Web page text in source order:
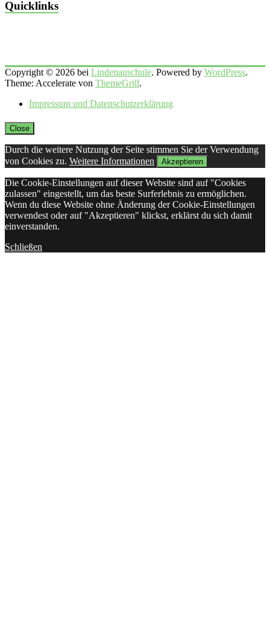
Quicklinks
Copyright © 2026 bei Lindenauschule. Powered by WordPress.
Theme: Accelerate von ThemeGrill.
Impressum und Datenschutzerklärung
Close
Durch die weitere Nutzung der Seite stimmen Sie der Verwendung
von Cookies zu. Weitere Informationen Akzeptieren
Die Cookie-Einstellungen auf dieser Website sind auf "Cookies
zulassen" eingestellt, um das beste Surferlebnis zu ermöglichen.
Wenn du diese Website ohne Änderung der Cookie-Einstellungen
verwendest oder auf "Akzeptieren" klickst, erklärst du sich damit
einverstanden.
Schließen